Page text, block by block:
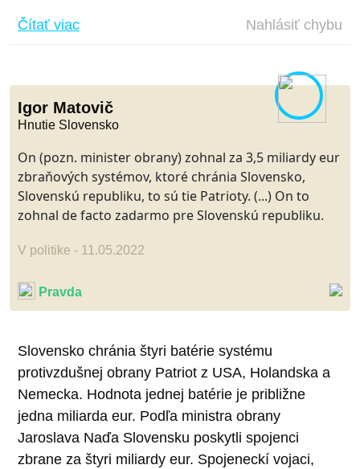
Čítať viac Nahlásiť chybu
Igor Matovič
Hnutie Slovensko
On (pozn. minister obrany) zohnal za 3,5 miliardy eur
zbraňových systémov, ktoré chránia Slovensko,
Slovenskú republiku, to sú tie Patrioty. (...) On to
zohnal de facto zadarmo pre Slovenskú republiku.
V politike - 11.05.2022
Pravda
Slovensko chránia štyri batérie systému
protivzdušnej obrany Patriot z USA, Holandska a
Nemecka. Hodnota jednej batérie je približne
jedna miliarda eur. Podľa ministra obrany
Jaroslava Naďa Slovensku poskytli spojenci
zbrane za štyri miliardy eur. Spojeneckí vojaci,